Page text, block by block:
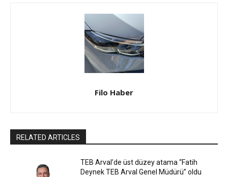
Filo Haber
RELATED ARTICLES
TEB Arval’de üst düzey atama “Fatih
Deynek TEB Arval Genel Müdürü” oldu